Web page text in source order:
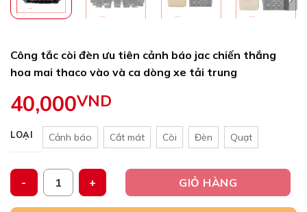
Công tắc còi đèn ưu tiên cảnh báo jac chiến thắng
hoa mai thaco vào và ca dòng xe tải trung
40,000VND
LOẠI Cảnh báo Cắt mát Còi Đèn Quạt
Công tắc còi đèn ưu tiên cảnh báo jac chiến thắng hoa
GIỎ HÀNG